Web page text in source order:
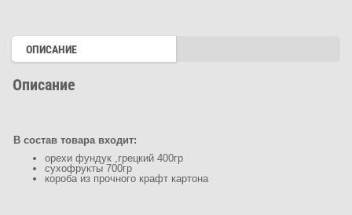
ОПИСАНИЕ
Описание
В состав товара входит:
орехи фундук ,грецкий 400гр
сухофрукты 700гр
короба из прочного крафт картона